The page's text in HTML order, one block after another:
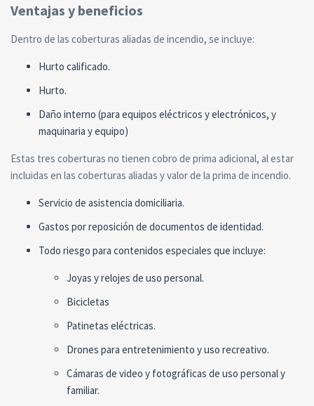
Ventajas y beneficios
Dentro de las coberturas aliadas de incendio, se incluye:
Hurto calificado.
Hurto.
Daño interno (para equipos eléctricos y electrónicos, y
maquinaria y equipo)
Estas tres coberturas no tienen cobro de prima adicional, al estar
incluidas en las coberturas aliadas y valor de la prima de incendio.
Servicio de asistencia domiciliaria.
Gastos por reposición de documentos de identidad.
Todo riesgo para contenidos especiales que incluye:
Joyas y relojes de uso personal.
Bicicletas
Patinetas eléctricas.
Drones para entretenimiento y uso recreativo.
Cámaras de video y fotográficas de uso personal y
familiar.